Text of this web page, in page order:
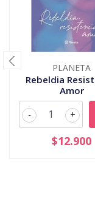
PLANETA
Rebeldia
Amor
+
-
$12.900